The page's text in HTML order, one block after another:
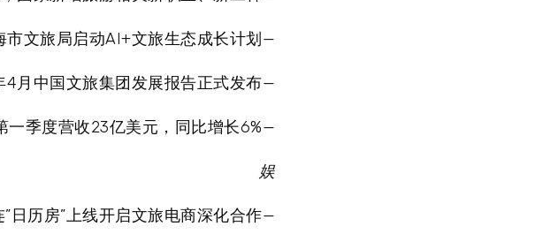
市文旅局启动AI+文旅生态成长计划—
4月中国文旅集团发展报告正式发布—
一季度营收23亿美元，同比增长6%—
娱
日历房”上线开启文旅电商深化合作—